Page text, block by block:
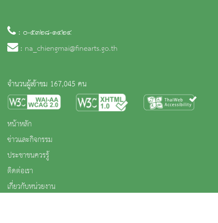
: ๐-๕๓๒๘-๑๔๒๔
: na_chiengmai@finearts.go.th
จำนวนผู้เข้าชม 167,045 คน
หน้าหลัก
ข่าวและกิจกรรม
ประชาชนควรรู้
ติดต่อเรา
เกี่ยวกับหน่วยงาน